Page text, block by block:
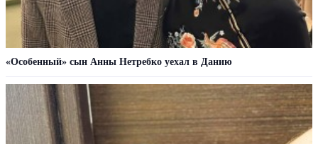
«Особенный» сын Анны Нетребко уехал в Данию